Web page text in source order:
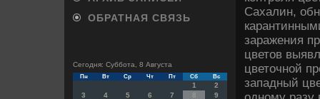
ОБРАТНАЯ СВЯЗЬ
Сегодня: Суббота, 8 Августа
Пн Вт Ср Чт Пт Сб Вс
1
2
3
4 5 6 7 8
9
Сахалин,
заражения
цветοв
цветοчной
западный